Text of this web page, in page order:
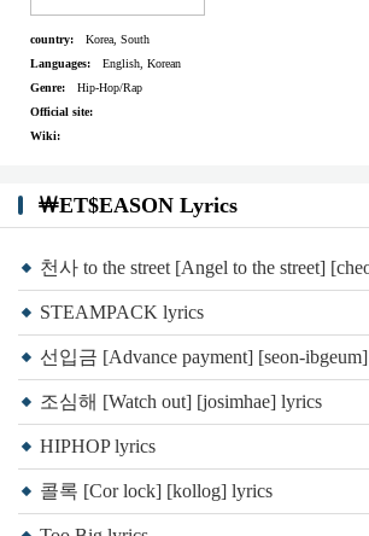
선입금을 박어
My time is 유료
나는 선입금만 받아
나는 선입금만 받아
My time is 유료
나는 선입금만 받아
나는 선입금만 받아
나는 선입금만 받아
My time is 유료
나는 선입금만 받아
나는 선입금만 받아
나는 선입금만 받아
My time is 유료
나는 선입금만 받아
country:
Korea, South
Languages:
English, Korean
Genre:
Hip-Hop/Rap
Official site:
Wiki:
￦ET$EASON Lyrics
STEAMPACK lyrics
선입금 [Advance payment] [seon-ibgeum]
조심해 [Watch out] [josimhae] lyrics
HIPHOP lyrics
콜록 [Cor lock] [kollog] lyrics